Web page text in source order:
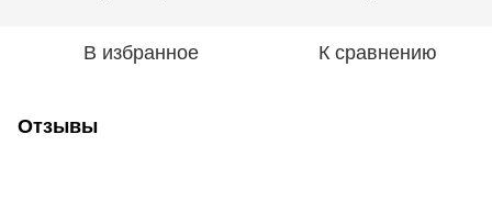
В избранное К сравнению
Отзывы